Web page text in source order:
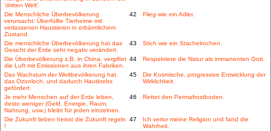
'dritten Welt'.
Die Menschliche Überbevölkerung
verursacht: Überfüllte Tierheime mit
verlassenen Haustieren in erbärmlichem
Zustand.
42 Flieg wie ein Adler.
Die menschliche Überbevölkerung hat das
Gesicht der Erde sehr negativ verändert.
43 Stich wie ein Stachelrochen.
Die Überbevölkerung z.B. in China, vergiftet
die Luft mit Emissionen aus ihren Fabriken.
44 Respektiere die Natur als immanenten Gott.
Das Wachstum der Weltbevölkerung hat
das Ozonloch, und dadurch Hautkrebs
gefördert.
45
Die Kosmische, progressive Entwicklung der
Wirklichkeit.
Je mehr Menschen auf der Erde leben,
desto weniger (Geld, Energie, Raum,
Nahrung, usw.) bleibt für jeden einzelnen.
46 Rettet den Permafrostboden.
Die Zukunft lieben heisst die Zukunft regeln
!
47
Ich verlor meine Religion und fand die
Wahrheit.